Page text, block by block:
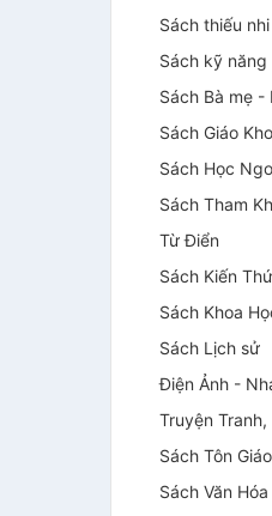
Sách thiếu nhi
Sách kỹ năng
Sách Bà mẹ -
Sách Giáo
Sách Học
Sách Tham
Từ Điển
Sách Kiến
Sách Khoa
Sách Lịch sử
Điện Ảnh -
Truyện
Sách Tôn
Sách Văn